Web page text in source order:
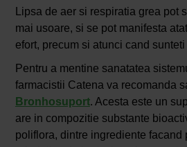
Lipsa de aer si respiratia grea pot
mai usoare, si se pot manifesta
efort, precum si atunci cand
Pentru a mentine sanatatea
farmacistii Catena va recomanda
Bronhosuport. Acesta este un
are in compozitie substante
poliflora, dintre ingrediente facand